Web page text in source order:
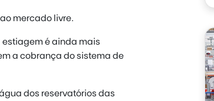
mercado livre.
é ainda mais
a cobrança do sistema de
dos reservatórios das